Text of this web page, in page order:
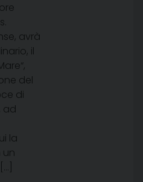
avrà
il
del
di
ad
la
un